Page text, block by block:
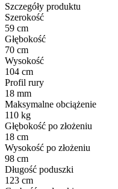
Szczegóły produktu
Szerokość
59 cm
Głębokość
70 cm
Wysokość
104 cm
Profil rury
18 mm
Maksymalne obciążenie
110 kg
Głębokość po złożeniu
18 cm
Wysokość po złożeniu
98 cm
Długość poduszki
123 cm